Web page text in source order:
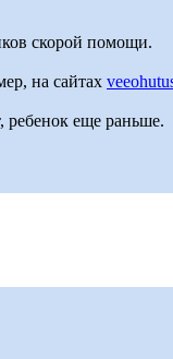
скорой помощи.
на сайтах
ребенок еще раньше.